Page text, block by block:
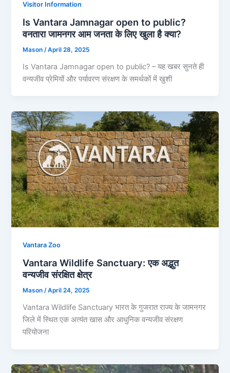
Visitor Information
Is Vantara Jamnagar open to public?
वनतारा जामनगर आम जनता के लिए खुला है क्या?
Mason /April 28, 2025
Is Vantara Jamnagar open to public? – यह खबर सुनते ही
वन्यजीव प्रेमियों और पर्यावरण संरक्षण के समर्थकों में खुशी
Vantara Zoo
Vantara Wildlife Sanctuary: एक अद्भुत
वन्यजीव संरक्षित क्षेत्र
Mason/April 24, 2025
Vantara Wildlife Sanctuary भारत के गुजरात राज्य के जामनगर
जिले में स्थित एक अत्यंत खास और आधुनिक वन्यजीव संरक्षण
परियोजना